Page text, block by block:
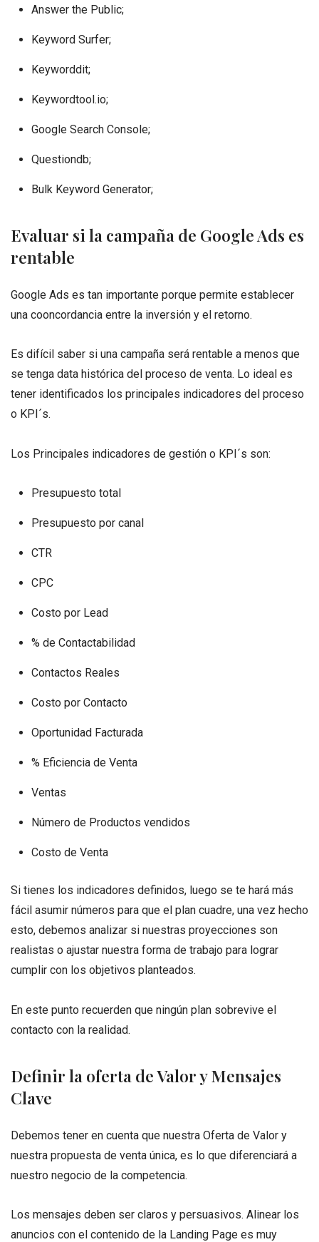
Answer the Public;
Keyword Surfer;
Keyworddit;
Keywordtool.io;
Google Search Console;
Questiondb;
Bulk Keyword Generator;
Evaluar si la campaña de Google Ads es
rentable
Google Ads es tan importante porque permite establecer
una cooncordancia entre la inversión y el retorno.
Es difícil saber si una campaña será rentable a menos que
se tenga data histórica del proceso de venta. Lo ideal es
tener identificados los principales indicadores del proceso
o KPI´s.
Los Principales indicadores de gestión o KPI´s son:
Presupuesto total
Presupuesto por canal
CTR
CPC
Costo por Lead
% de Contactabilidad
Contactos Reales
Costo por Contacto
Oportunidad Facturada
% Eficiencia de Venta
Ventas
Número de Productos vendidos
Costo de Venta
Si tienes los indicadores definidos, luego se te hará más
fácil asumir números para que el plan cuadre, una vez hecho
esto, debemos analizar si nuestras proyecciones son
realistas o ajustar nuestra forma de trabajo para lograr
cumplir con los objetivos planteados.
En este punto recuerden que ningún plan sobrevive el
contacto con la realidad.
Definir la oferta de Valor y Mensajes
Clave
Debemos tener en cuenta que nuestra Oferta de Valor y
nuestra propuesta de venta única, es lo que diferenciará a
nuestro negocio de la competencia.
Los mensajes deben ser claros y persuasivos. Alinear los
anuncios con el contenido de la Landing Page es muy